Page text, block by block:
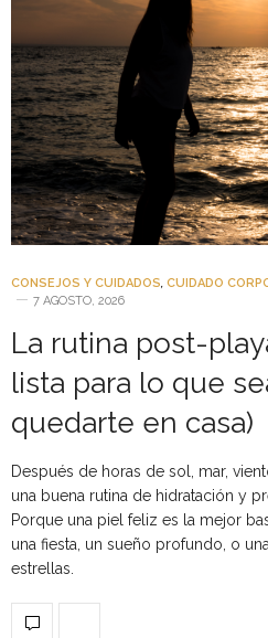
CONSEJOS Y CUIDADOS, CUIDADO
7 AGOSTO, 2026
La rutina post-
lista para lo que
quedarte en casa)
Después de horas de sol, mar,
una buena rutina de hidratación y
Porque una piel feliz es la mejor
una fiesta, un sueño profundo, o
estrellas.